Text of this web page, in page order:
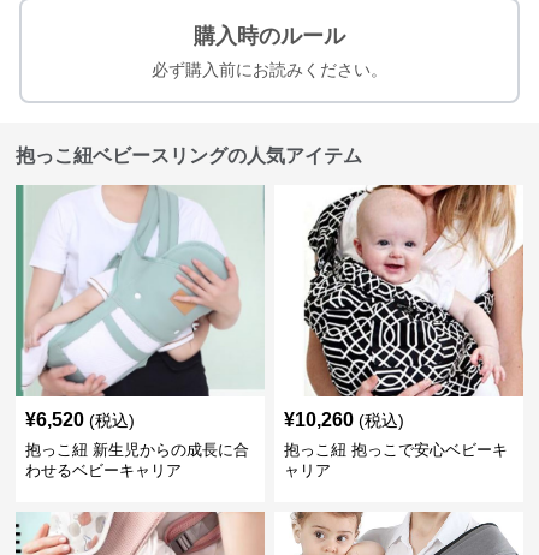
購入時のルール
必ず購入前にお読みください。
抱っこ紐ベビースリングの人気アイテム
¥6,520 (税込)
抱っこ紐 新生児からの成長に合
わせるベビーキャリア
¥10,260 (税込)
抱っこ紐 抱っこで安心ベビーキ
ャリア